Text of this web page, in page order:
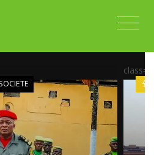
SOCIETE
class=